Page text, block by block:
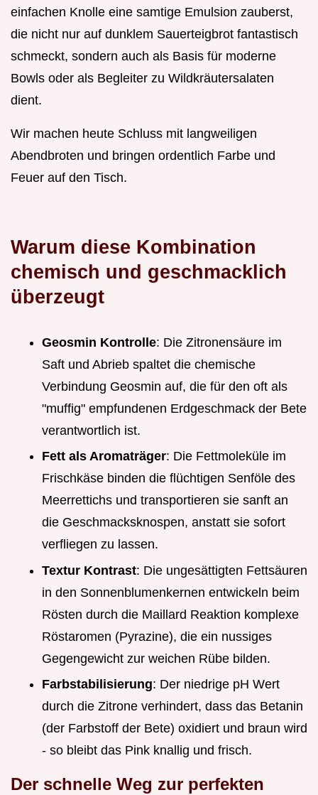
einfachen Knolle eine samtige Emulsion zauberst,
die nicht nur auf dunklem Sauerteigbrot fantastisch
schmeckt, sondern auch als Basis für moderne
Bowls oder als Begleiter zu Wildkräutersalaten
dient.
Wir machen heute Schluss mit langweiligen
Abendbroten und bringen ordentlich Farbe und
Feuer auf den Tisch.
Warum diese Kombination
chemisch und geschmacklich
überzeugt
Geosmin Kontrolle: Die Zitronensäure im
Saft und Abrieb spaltet die chemische
Verbindung Geosmin auf, die für den oft als
"muffig" empfundenen Erdgeschmack der Bete
verantwortlich ist.
Fett als Aromaträger: Die Fettmoleküle im
Frischkäse binden die flüchtigen Senföle des
Meerrettichs und transportieren sie sanft an
die Geschmacksknospen, anstatt sie sofort
verfliegen zu lassen.
Textur Kontrast: Die ungesättigten Fettsäuren
in den Sonnenblumenkernen entwickeln beim
Rösten durch die Maillard Reaktion komplexe
Röstaromen (Pyrazine), die ein nussiges
Gegengewicht zur weichen Rübe bilden.
Farbstabilisierung: Der niedrige pH Wert
durch die Zitrone verhindert, dass das Betanin
(der Farbstoff der Bete) oxidiert und braun wird
- so bleibt das Pink knallig und frisch.
Der schnelle Weg zur perfekten